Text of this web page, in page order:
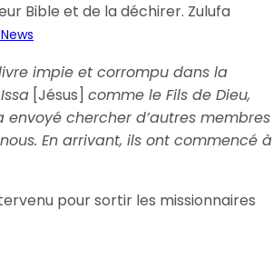
Bible et de la déchirer. Zulufa
impie et corrompu dans la
[Jésus]comme le Fils de Dieu,
envoyé chercher d’autres membres
En arrivant, ils ont commencé à
pour sortir les missionnaires